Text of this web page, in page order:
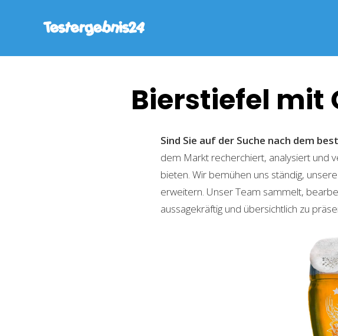
Bierstiefel mit
Sind Sie auf der Suche nach dem
dem Markt recherchiert, analysiert und
bieten. Wir bemühen uns ständig,
erweitern. Unser Team sammelt,
aussagekräftig und übersichtlich zu